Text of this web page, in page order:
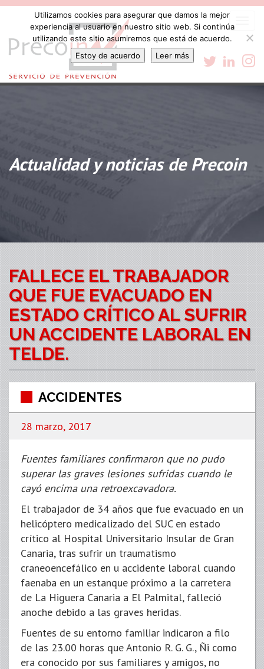
Actualidad y noticias de Precoin
FALLECE EL TRABAJADOR
QUE FUE EVACUADO EN
ESTADO CRÍTICO AL SUFRIR
UN ACCIDENTE LABORAL EN
TELDE.
ACCIDENTES
28 marzo, 2017
Fuentes familiares confirmaron que no pudo
superar las graves lesiones sufridas cuando le
cayó encima una retroexcavadora.
El trabajador de 34 años que fue evacuado en un
helicóptero medicalizado del SUC en estado
crítico al Hospital Universitario Insular de Gran
Canaria, tras sufrir un traumatismo
craneoencefálico en u accidente laboral cuando
faenaba en un estanque próximo a la carretera
de La Higuera Canaria a El Palmital, falleció
anoche debido a las graves heridas.
Fuentes de su entorno familiar indicaron a filo
de las 23.00 horas que Antonio R. G. G., Ñi como
era conocido por sus familiares y amigos, no
Utilizamos cookies para asegurar que damos la mejor
experiencia al usuario en nuestro sitio web. Si continúa
utilizando este sitio asumiremos que está de acuerdo.
Estoy de acuerdo
Leer más